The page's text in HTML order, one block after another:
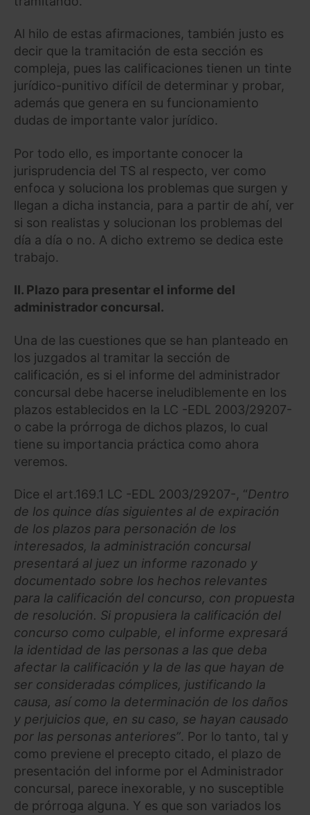
Al hilo de estas afirmaciones, también justo es
decir que la tramitación de esta sección es
compleja, pues las calificaciones tienen un tinte
jurídico-punitivo difícil de determinar y probar,
además que genera en su funcionamiento
dudas de importante valor jurídico.
Por todo ello, es importante conocer la
jurisprudencia del TS al respecto, ver como
enfoca y soluciona los problemas que surgen y
llegan a dicha instancia, para a partir de ahí, ver
si son realistas y solucionan los problemas del
día a día o no. A dicho extremo se dedica este
trabajo.
II. Plazo para presentar el informe del
administrador concursal.
Una de las cuestiones que se han planteado en
los juzgados al tramitar la sección de
calificación, es si el informe del administrador
concursal debe hacerse ineludiblemente en los
plazos establecidos en la LC -EDL 2003/29207-
o cabe la prórroga de dichos plazos, lo cual
tiene su importancia práctica como ahora
veremos.
Dice el art.169.1 LC -EDL 2003/29207-, “Dentro
de los quince días siguientes al de expiración
de los plazos para personación de los
interesados, la administración concursal
presentará al juez un informe razonado y
documentado sobre los hechos relevantes
para la calificación del concurso, con propuesta
de resolución. Si propusiera la calificación del
concurso como culpable, el informe expresará
la identidad de las personas a las que deba
afectar la calificación y la de las que hayan de
ser consideradas cómplices, justificando la
causa, así como la determinación de los daños
y perjuicios que, en su caso, se hayan causado
por las personas anteriores”. Por lo tanto, tal y
como previene el precepto citado, el plazo de
presentación del informe por el Administrador
concursal, parece inexorable, y no susceptible
de prórroga alguna. Y es que son variados los